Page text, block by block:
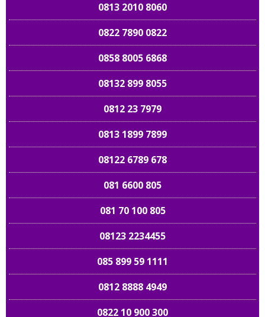
0813 2010 8060
0822 7890 0822
0858 8005 6868
08132 899 8055
0812 23 7979
0813 1899 7899
08122 6789 678
081 6600 805
081 70 100 805
08123 2234455
085 899 59 1111
0812 8888 4949
0822 10 900 300